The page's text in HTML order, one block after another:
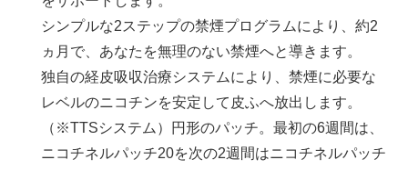
シンプルな2ステップの禁煙プログラムにより、約2
ヵ月で、あなたを無理のない禁煙へと導きます。
独自の経皮吸収治療システムにより、禁煙に必要な
レベルのニコチンを安定して皮ふへ放出します。
（※TTSシステム）円形のパッチ。最初の6週間は、
ニコチネルパッチ20を次の2週間はニコチネルパッチ